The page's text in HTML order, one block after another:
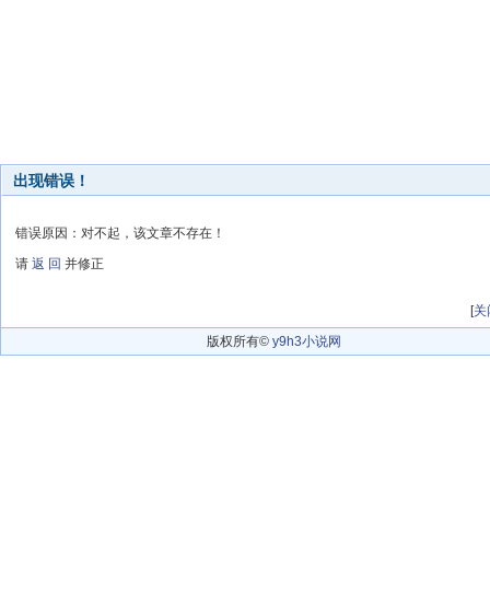
出现错误！
错误原因：对不起，该文章不存在！
请 返 回 并修正
[关
版权所有© y9h3小说网